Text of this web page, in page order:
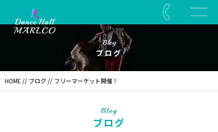
Blog
ブログ
HOME // ブログ // フリーマーケット開催！
Blog
ブログ